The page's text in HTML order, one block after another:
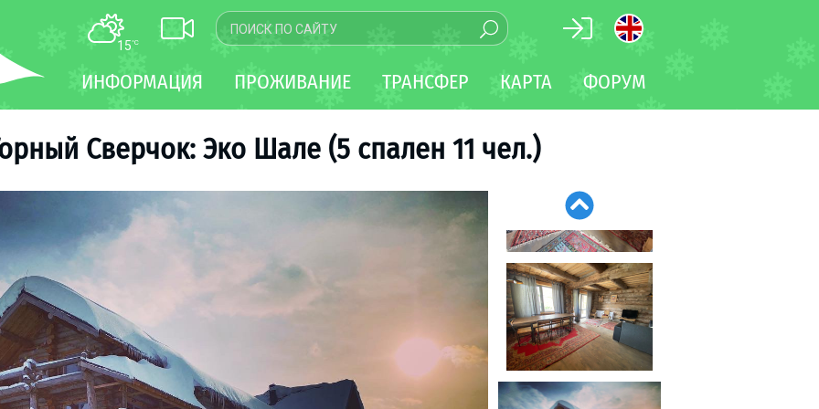
15°C
ИНФОРМАЦИЯ ПРОЖИВАНИЕ ТРАНСФЕР КАРТА ФОРУМ
Сверчок: Эко Шале (5 спален 11 чел.)
ТРАНСФЕР